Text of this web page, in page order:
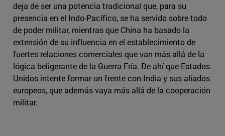
deja de ser una potencia tradicional que, para su
presencia en el Indo-Pacífico, se ha servido sobre todo
de poder militar, mientras que China ha basado la
extensión de su influencia en el establecimiento de
fuertes relaciones comerciales que van más allá de la
lógica beligerante de la Guerra Fría. De ahí que Estados
Unidos intente formar un frente con India y sus aliados
europeos, que además vaya más allá de la cooperación
militar.